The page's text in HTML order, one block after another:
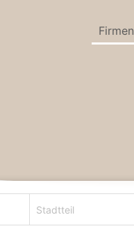
Firmen
Stadtteil